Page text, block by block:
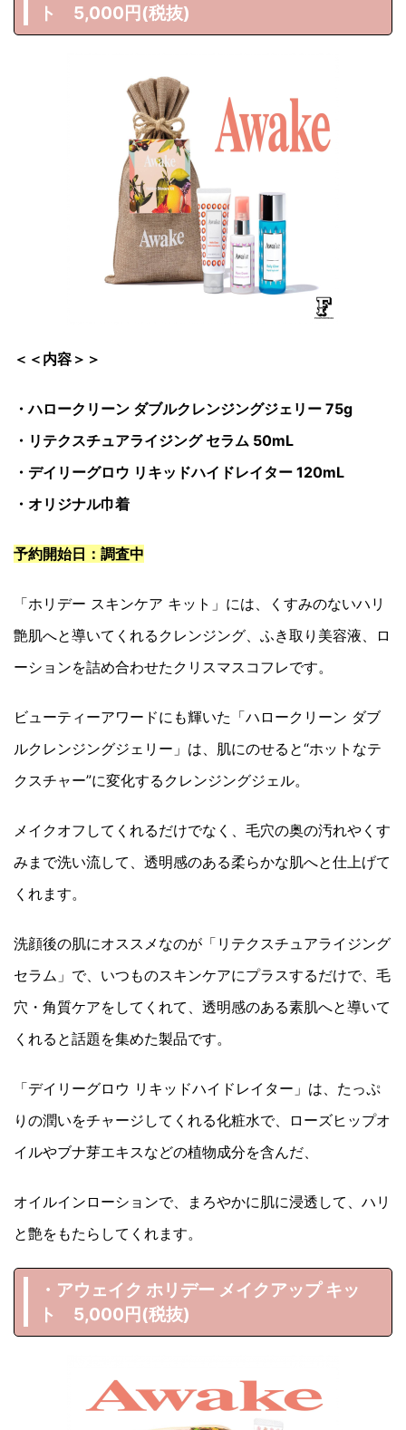
ト 5,000円(税抜)
＜＜内容＞＞
・ハロークリーン ダブルクレンジングジェリー 75g
・リテクスチュアライジング セラム 50mL
・デイリーグロウ リキッドハイドレイター 120mL
・オリジナル巾着
予約開始日：調査中
「ホリデー スキンケア キット」には、くすみのないハリ
艶肌へと導いてくれるクレンジング、ふき取り美容液、ロ
ーションを詰め合わせたクリスマスコフレです。
ビューティーアワードにも輝いた「ハロークリーン ダブ
ルクレンジングジェリー」は、肌にのせると“ホットなテ
クスチャー”に変化するクレンジングジェル。
メイクオフしてくれるだけでなく、毛穴の奥の汚れやくす
みまで洗い流して、透明感のある柔らかな肌へと仕上げて
くれます。
洗顔後の肌にオススメなのが「リテクスチュアライジング
セラム」で、いつものスキンケアにプラスするだけで、毛
穴・角質ケアをしてくれて、透明感のある素肌へと導いて
くれると話題を集めた製品です。
「デイリーグロウ リキッドハイドレイター」は、たっぷ
りの潤いをチャージしてくれる化粧水で、ローズヒップオ
イルやブナ芽エキスなどの植物成分を含んだ、
オイルインローションで、まろやかに肌に浸透して、ハリ
と艶をもたらしてくれます。
・アウェイク ホリデー メイクアップ キッ
ト 5,000円(税抜)